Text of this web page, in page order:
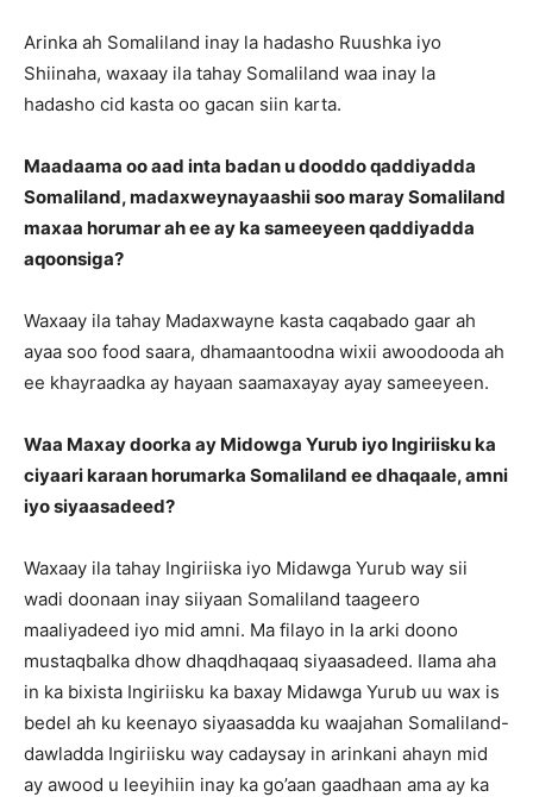
Arinka ah Somaliland inay la hadasho Ruushka iyo
Shiinaha, waxaay ila tahay Somaliland waa inay la
hadasho cid kasta oo gacan siin karta.
Maadaama oo aad inta badan u dooddo qaddiyadda
Somaliland, madaxweynayaashii soo maray Somaliland
maxaa horumar ah ee ay ka sameeyeen qaddiyadda
aqoonsiga?
Waxaay ila tahay Madaxwayne kasta caqabado gaar ah
ayaa soo food saara, dhamaantoodna wixii awoodooda ah
ee khayraadka ay hayaan saamaxayay ayay sameeyeen.
Waa Maxay doorka ay Midowga Yurub iyo Ingiriisku ka
ciyaari karaan horumarka Somaliland ee dhaqaale, amni
iyo siyaasadeed?
Waxaay ila tahay Ingiriiska iyo Midawga Yurub way sii
wadi doonaan inay siiyaan Somaliland taageero
maaliyadeed iyo mid amni. Ma filayo in la arki doono
mustaqbalka dhow dhaqdhaqaaq siyaasadeed. Ilama aha
in ka bixista Ingiriisku ka baxay Midawga Yurub uu wax is
bedel ah ku keenayo siyaasadda ku waajahan Somaliland-
dawladda Ingiriisku way cadaysay in arinkani ahayn mid
ay awood u leeyihiin inay ka go’aan gaadhaan ama ay ka